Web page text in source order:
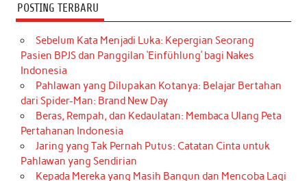
POSTING TERBARU
Sebelum Kata Menjadi Luka: Kepergian Seorang
Pasien BPJS dan Panggilan ‘Einfühlung’ bagi Nakes
Indonesia
Pahlawan yang Dilupakan Kotanya: Belajar Bertahan
dari Spider-Man: Brand New Day
Beras, Rempah, dan Kedaulatan: Membaca Ulang Peta
Pertahanan Indonesia
Jaring yang Tak Pernah Putus: Catatan Cinta untuk
Pahlawan yang Sendirian
Kepada Mereka yang Masih Bangun dan Mencoba Lagi